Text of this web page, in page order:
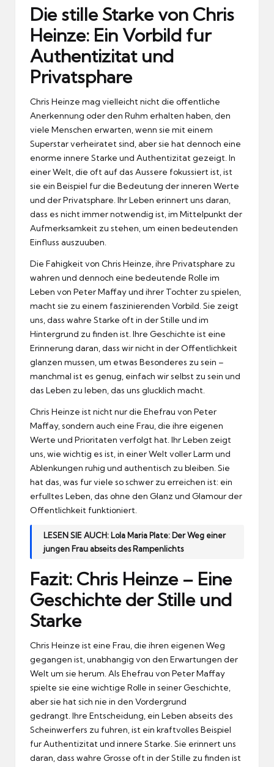
Die stille Starke von Chris
Heinze: Ein Vorbild fur
Authentizitat und
Privatsphare
Chris Heinze mag vielleicht nicht die offentliche
Anerkennung oder den Ruhm erhalten haben, den
viele Menschen erwarten, wenn sie mit einem
Superstar verheiratet sind, aber sie hat dennoch eine
enorme innere Starke und Authentizitat gezeigt. In
einer Welt, die oft auf das Aussere fokussiert ist, ist
sie ein Beispiel fur die Bedeutung der inneren Werte
und der Privatsphare. Ihr Leben erinnert uns daran,
dass es nicht immer notwendig ist, im Mittelpunkt der
Aufmerksamkeit zu stehen, um einen bedeutenden
Einfluss auszuuben.
Die Fahigkeit von Chris Heinze, ihre Privatsphare zu
wahren und dennoch eine bedeutende Rolle im
Leben von Peter Maffay und ihrer Tochter zu spielen,
macht sie zu einem faszinierenden Vorbild. Sie zeigt
uns, dass wahre Starke oft in der Stille und im
Hintergrund zu finden ist. Ihre Geschichte ist eine
Erinnerung daran, dass wir nicht in der Offentlichkeit
glanzen mussen, um etwas Besonderes zu sein –
manchmal ist es genug, einfach wir selbst zu sein und
das Leben zu leben, das uns glucklich macht.
Chris Heinze ist nicht nur die Ehefrau von Peter
Maffay, sondern auch eine Frau, die ihre eigenen
Werte und Prioritaten verfolgt hat. Ihr Leben zeigt
uns, wie wichtig es ist, in einer Welt voller Larm und
Ablenkungen ruhig und authentisch zu bleiben. Sie
hat das, was fur viele so schwer zu erreichen ist: ein
erfulltes Leben, das ohne den Glanz und Glamour der
Offentlichkeit funktioniert.
LESEN SIE AUCH: Lola Maria Plate: Der Weg einer
jungen Frau abseits des Rampenlichts
Fazit: Chris Heinze – Eine
Geschichte der Stille und
Starke
Chris Heinze ist eine Frau, die ihren eigenen Weg
gegangen ist, unabhangig von den Erwartungen der
Welt um sie herum. Als Ehefrau von Peter Maffay
spielte sie eine wichtige Rolle in seiner Geschichte,
aber sie hat sich nie in den Vordergrund
gedrangt. Ihre Entscheidung, ein Leben abseits des
Scheinwerfers zu fuhren, ist ein kraftvolles Beispiel
fur Authentizitat und innere Starke. Sie erinnert uns
daran, dass wahre Grosse oft in der Stille zu finden ist